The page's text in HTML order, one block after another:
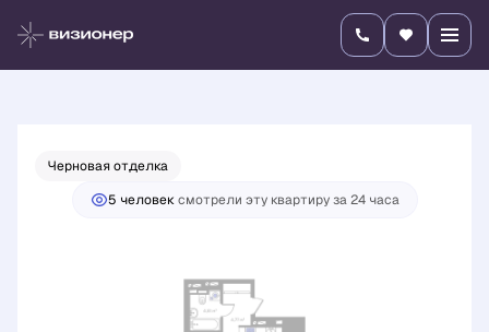
2-комнатная Цена по запросу
Черновая отделка
5 человексмотрели эту квартиру за 24 часа